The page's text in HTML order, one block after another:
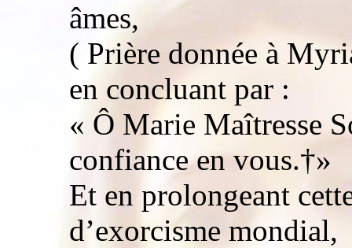
âmes,
( Prière donnée à
en concluant par :
« Ô Marie Maîtresse
confiance en vous.†»
Et en prolongeant
d’exorcisme mondial,